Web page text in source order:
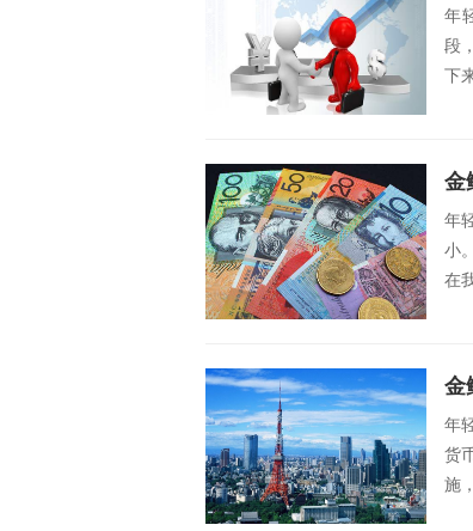
年
段
下
金
年
小
在
金
年
货
施